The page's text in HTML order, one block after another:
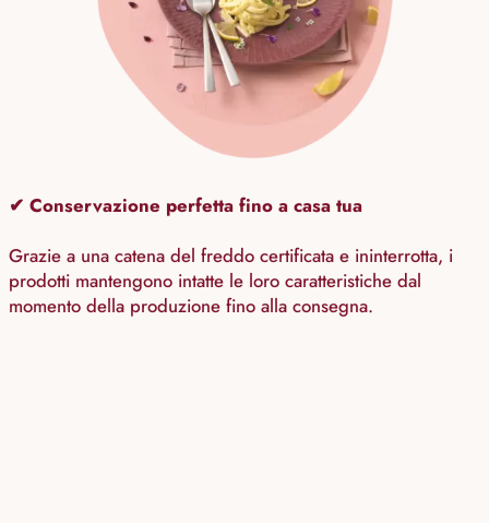
✔ Conservazione perfetta fino a casa tua
Grazie a una catena del freddo certificata e ininterrotta, i
prodotti mantengono intatte le loro caratteristiche dal
momento della produzione fino alla consegna.